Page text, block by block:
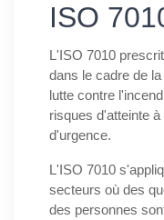
ISO
L'ISO 7010
dans le cadre de
lutte contre
risques d'atteinte
d'urgence.
L'ISO 7010
secteurs où des
des personnes